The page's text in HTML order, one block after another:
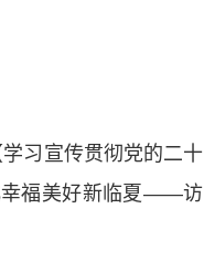
习宣传贯彻党的二十
幸福美好新临夏——访